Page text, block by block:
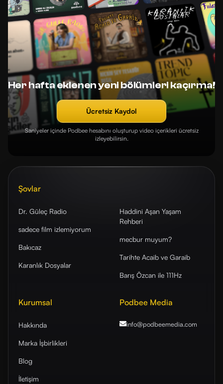
Her hafta eklenen yeni bölümleri kaçırma!
Ücretsiz Kaydol
Saniyeler içinde Podbee hesabını oluşturup video içerikleri ücretsiz
izleyebilirsin.
Şovlar
Dr. Güleç Radio
sadece film izlemiyorum
Bakıcaz
Karanlık Dosyalar
Haddini Aşan Yaşam
Rehberi
mecbur muyum?
Tarihte Acaib ve Garaib
Barış Özcan ile 111Hz
Kurumsal
Hakkında
Marka İşbirlikleri
Blog
İletişim
Podbee Media
info@podbeemedia.com